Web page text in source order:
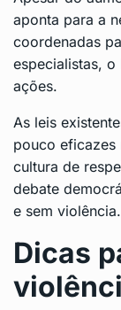
aponta para a
coordenadas
especialistas,
ações.
As leis
pouco eficazes
cultura de
debate
e sem violência.
Dicas